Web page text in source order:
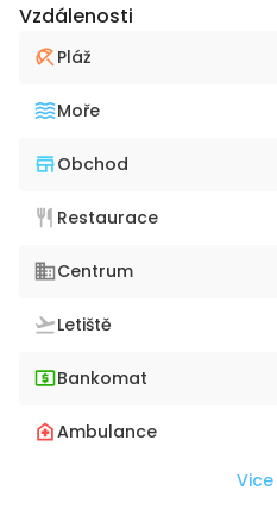
Vzdálenosti
Pláž
Moře
Obchod
Restaurace
Centrum
Letiště
Bankomat
Ambulance
Vice